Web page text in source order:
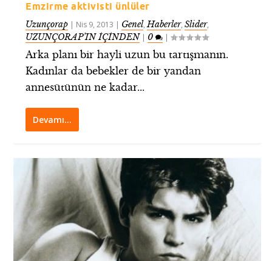
Emzirme aktivisti ünlüler
Uzunçorap | Nis 9, 2013 | Genel,Haberler,Slider,
UZUNÇORAP’IN İÇİNDEN| 0 |
Arka planı bir hayli uzun bu tartışmanın.
Kadınlar da bebekler de bir yandan
annesütünün ne kadar...
Devamı…